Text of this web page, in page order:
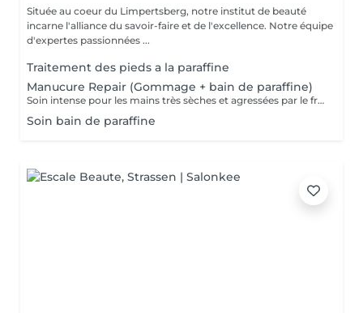
Située au coeur du Limpertsberg, notre institut de beauté
incarne l'alliance du savoir-faire et de l'excellence. Notre équipe
d'expertes passionnées ...
Traitement des pieds a la paraffine
Manucure Repair (Gommage + bain de paraffine)
Soin intense pour les mains très sèches et agressées par le froid ou les produits. Comprend le limage des ongles, la pousse et la coupe des cuticules, gommage, masque à la paraffine de 10 minutes et massage avec une crème de soin. Application d'une base transparente si désirée.
Soin bain de paraffine